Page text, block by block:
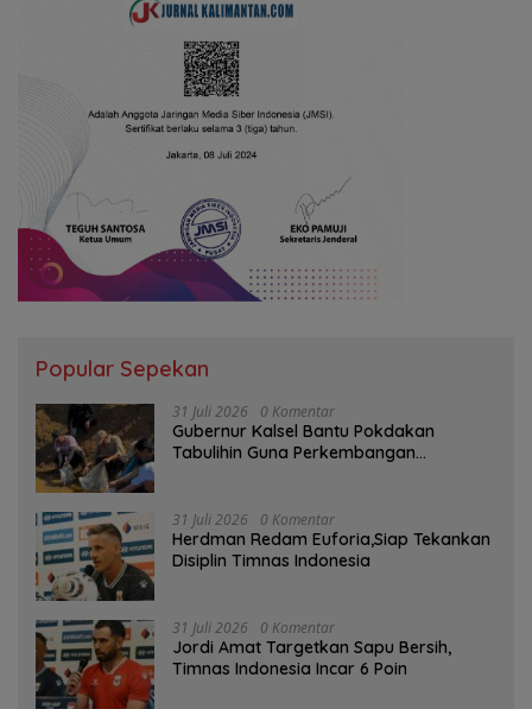
Popular Sepekan
31 Juli 2026 0 Komentar
Gubernur Kalsel Bantu Pokdakan
Tabulihin Guna Perkembangan
31 Juli 2026 0 Komentar
Herdman Redam Euforia,Siap Tekankan
Disiplin Timnas Indonesia
31 Juli 2026 0 Komentar
Jordi Amat Targetkan Sapu Bersih,
Timnas Indonesia Incar 6 Poin